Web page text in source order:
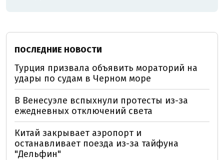
ПОСЛЕДНИЕ НОВОСТИ
Турция призвала объявить мораторий на
удары по судам в Черном море
В Венесуэле вспыхнули протесты из-за
ежедневных отключений света
Китай закрывает аэропорт и
останавливает поезда из-за тайфуна
"Дельфин"